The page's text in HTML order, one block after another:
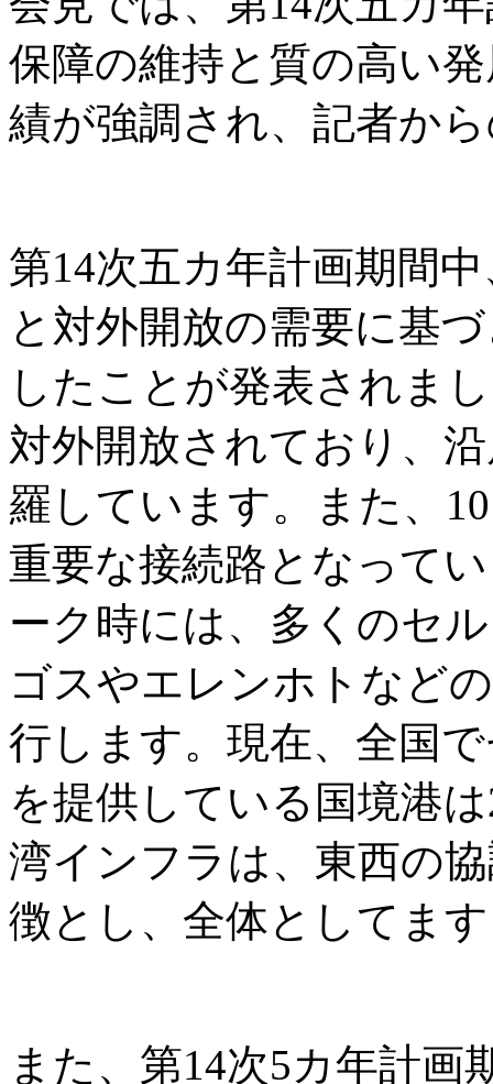
保障の維持と質の高い
績が強調され、記者か
第14次五カ年計画期間
と対外開放の需要に基
したことが発表されま
対外開放されており、
羅しています。また、
重要な接続路となって
ーク時には、多くのセ
ゴスやエレンホトなど
行します。現在、全国
を提供している国境港
湾インフラは、東西の
徴とし、全体としてま
また、第14次5カ年計画